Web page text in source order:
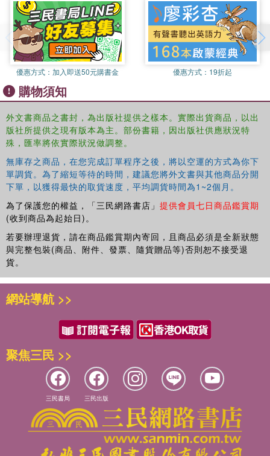
優惠方式： 加入即送50元購書金 優惠方式： 19折起
購物須知
外文書商品之書封，為出版社提供之樣本。實際出貨商品，以出
版社所提供之現有版本為主。部份書籍，因出版社供應狀況特
殊，匯率將依實際狀況做調整。
無庫存之商品，在您完成訂單程序之後，將以空運的方式為你下
單調貨。為了縮短等待的時間，建議您將外文書與其他商品分開
下單，以獲得最快的取貨速度，平均調貨時間為1~2個月。
為了保護您的權益，「三民網路書店」 提供會員七日商品鑑賞期
(收到商品為起始日)。
若要辦理退貨，請在商品鑑賞期內寄回，且商品必須是全新狀態
與完整包裝(商品、附件、發票、隨貨贈品等)否則恕不接受退
貨。
網站導航 >>
聚焦三民 >>
三民書局 三民出版